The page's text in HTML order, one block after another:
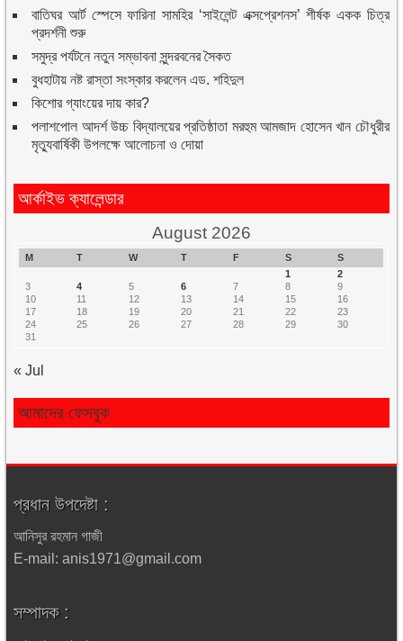
বাতিঘর আর্ট স্পেসে ফারিনা সামহির ‘সাইলেন্ট এক্সপ্রেশনস’ শীর্ষক একক চিত্র
প্রদর্শনী শুরু
সমুদ্র পর্যটনে নতুন সম্ভাবনা সুন্দরবনের সৈকত
বুধহাটায় নষ্ট রাস্তা সংস্কার করলেন এড. শহিদুল
কিশোর গ্যাংয়ের দায় কার?
পলাশপোল আদর্শ উচ্চ বিদ্যালয়ের প্রতিষ্ঠাতা মরহুম আমজাদ হোসেন খান চৌধুরীর
মৃত্যুবার্ষিকী উপলক্ষে আলোচনা ও দোয়া
আর্কাইভ ক্যালেন্ডার
August 2026
M T W T F S
S
1
2
3
4 5 6 7 8
9
10
11 12 13 14 15
16
17
18 19 20 21 22
23
24
25 26 27 28 29
30
31
« Jul
আমাদের ফেসবুক
প্রধান উপদেষ্টা :
আনিসুর রহমান গাজী
E-mail: anis1971@gmail.com
সম্পাদক :